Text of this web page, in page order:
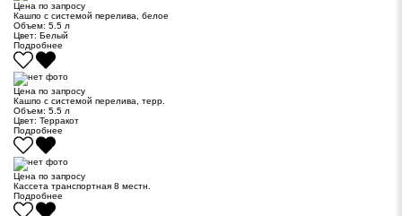
Цена по запросу
Кашпо с системой перелива, белое
Объем: 5.5 л
Цвет: Белый
Подробнее
Цена по запросу
Кашпо с системой перелива, терр.
Объем: 5.5 л
Цвет: Терракот
Подробнее
Цена по запросу
Кассета транспортная 8 местн.
Подробнее